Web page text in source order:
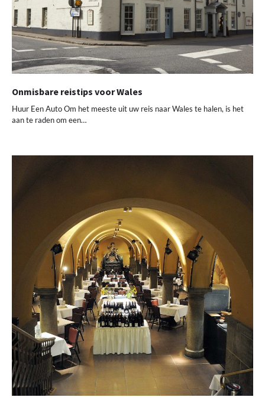
Onmisbare reistips voor Wales
Huur Een Auto Om het meeste uit uw reis naar Wales te halen, is het
aan te raden om een…